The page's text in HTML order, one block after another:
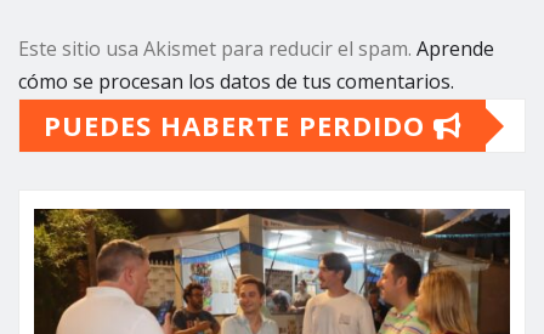
Este sitio usa Akismet para reducir el spam. Aprende
cómo se procesan los datos de tus comentarios.
PUEDES HABERTE PERDIDO